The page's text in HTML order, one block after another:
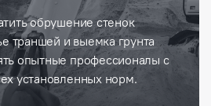
обрушение стенок
траншей и выемка грунта
опытные профессионалы с
установленных норм.